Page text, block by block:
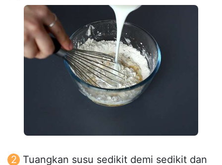
Tuangkan susu sedikit demi sedikit dan